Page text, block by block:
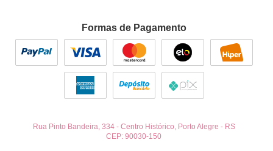
Formas de Pagamento
Rua Pinto Bandeira, 334- Centro Histórico, Porto Alegre - RS
CEP: 90030-150